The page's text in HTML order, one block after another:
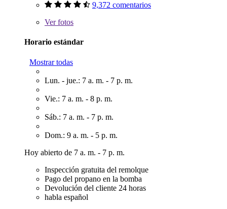
9,372 comentarios
Verfotos
Horario estándar
Mostrar todas
Lun. - jue.: 7 a. m. - 7 p. m.
Vie.: 7 a. m. - 8 p. m.
Sáb.: 7 a. m. - 7 p. m.
Dom.: 9 a. m. - 5 p. m.
Hoy abierto de 7 a. m. - 7 p. m.
Inspección gratuita del remolque
Pago del propano en la bomba
Devolución del cliente 24 horas
habla español